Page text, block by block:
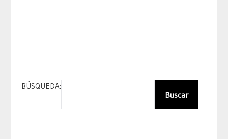
BÚSQUEDA:
Buscar